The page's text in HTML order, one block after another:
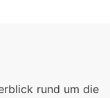
rund um die